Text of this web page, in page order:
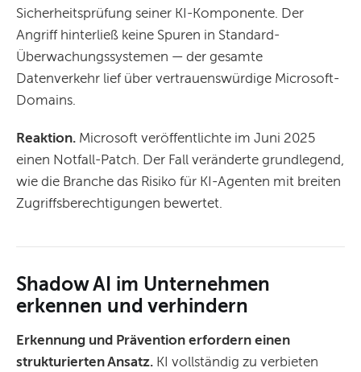
Sicherheitsprüfung seiner KI-Komponente. Der
Angriff hinterließ keine Spuren in Standard-
Überwachungssystemen — der gesamte
Datenverkehr lief über vertrauenswürdige Microsoft-
Domains.
Reaktion. Microsoft veröffentlichte im Juni 2025
einen Notfall-Patch. Der Fall veränderte grundlegend,
wie die Branche das Risiko für KI-Agenten mit breiten
Zugriffsberechtigungen bewertet.
Shadow AI im Unternehmen
erkennen und verhindern
Erkennung und Prävention erfordern einen
strukturierten Ansatz. KI vollständig zu verbieten